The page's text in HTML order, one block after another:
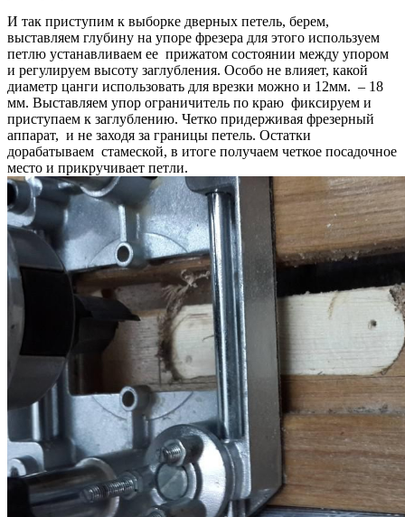
И так приступим к выборке дверных петель, берем,
выставляем глубину на упоре фрезера для этого используем
петлю устанавливаем ее прижатом состоянии между упором
и регулируем высоту заглубления. Особо не влияет, какой
диаметр цанги использовать для врезки можно и 12мм. – 18
мм. Выставляем упор ограничитель по краю фиксируем и
приступаем к заглублению. Четко придерживая фрезерный
аппарат, и не заходя за границы петель. Остатки
дорабатываем стамеской, в итоге получаем четкое посадочное
место и прикручивает петли.